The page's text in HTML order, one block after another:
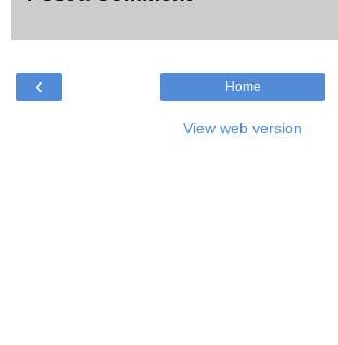
‹ Home
View web version